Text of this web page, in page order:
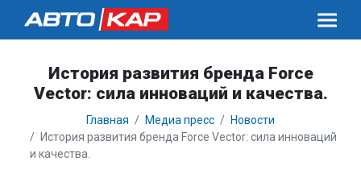
История развития бренда Force
Vector: сила инноваций и качества.
Главная Медиа пресс
Новости
История развития бренда Force Vector: сила инноваций
и качества.